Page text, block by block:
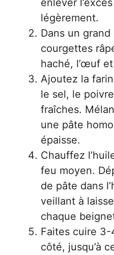
enlever
légèrement.
Dans un
courgettes
haché, l’œuf
Ajoutez la
le sel, le
fraîches.
une pâte
épaisse.
Chauffez
feu moyen.
de pâte dans
veillant à
chaque
Faites cuire
côté, jusqu’à